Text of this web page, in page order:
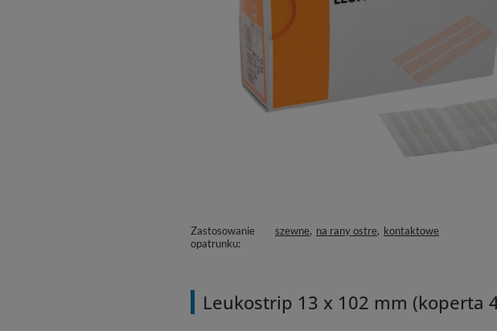
Zastosowanie
opatrunku
szewne na rany ostre kontaktowe
Leukostrip 13 x 102 mm (koperta